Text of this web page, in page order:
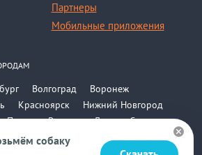
собаку
Партнеры
Мобильные приложения
Волгоград
Воронеж
Красноярск
Нижний Новгород
Пермь Ростов-на-Дону
Самара
Все города